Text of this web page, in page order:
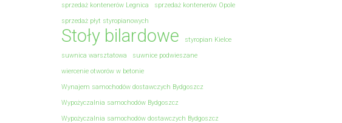
sprzedaż kontenerów Legnica
sprzedaż kontenerów Opole
sprzedaż płyt styropianowych
Stoły bilardowe
styropian Kielce
suwnica warsztatowa
suwnice podwieszane
wiercenie otworów w betonie
Wynajem samochodów dostawczych Bydgoszcz
Wypożyczalnia samochodów Bydgoszcz
Wypożyczalnia samochodów dostawczych Bydgoszcz